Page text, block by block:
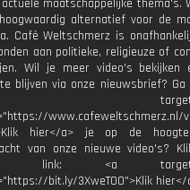
maatschappelijke thema's.
alternatief voor de
Café Weltschmerz is
aan politieke, religieuze of
Wil je meer video's bekijken
blijven via onze nieuwsbrief? Ga
www.cafeweltschmerz.nl/
hier</a> je op de
van onze nieuwe video's?
link: <a
bit.ly/3XweTO0">Klik hier</